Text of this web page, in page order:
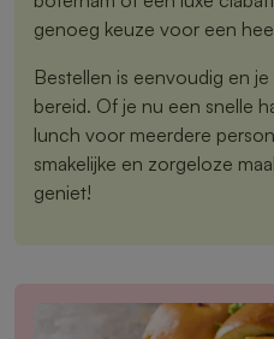
genoeg keuze voor een
Bestellen is eenvoudig en
bereid. Of je nu een snelle
lunch voor meerdere
smakelijke en zorgeloze
geniet!